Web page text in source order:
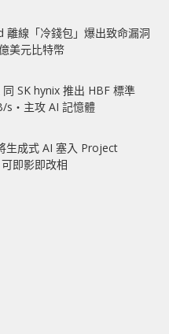
離線「冷錢包」爆出致命漏洞
美元比特幣
同 SK hynix 推出 HBF 標準
s‧主攻 AI 記憶體
生成式 AI 塞入 Project
即影即改相